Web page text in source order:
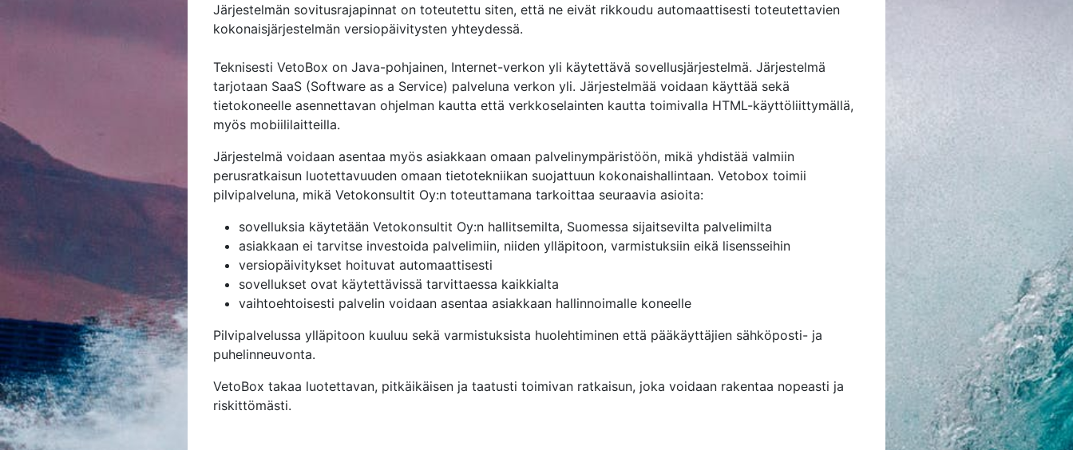
Järjestelmän sovitusrajapinnat on toteutettu siten, että ne eivät rikkoudu automaattisesti toteutettavien
kokonaisjärjestelmän versiopäivitysten yhteydessä.
Teknisesti VetoBox on Java-pohjainen, Internet-verkon yli käytettävä sovellusjärjestelmä. Järjestelmä
tarjotaan SaaS (Software as a Service) palveluna verkon yli. Järjestelmää voidaan käyttää sekä
tietokoneelle asennettavan ohjelman kautta että verkkoselainten kautta toimivalla HTML-käyttöliittymällä,
myös mobiililaitteilla.
Järjestelmä voidaan asentaa myös asiakkaan omaan palvelinympäristöön, mikä yhdistää valmiin
perusratkaisun luotettavuuden omaan tietotekniikan suojattuun kokonaishallintaan. Vetobox toimii
pilvipalveluna, mikä Vetokonsultit Oy:n toteuttamana tarkoittaa seuraavia asioita:
sovelluksia käytetään Vetokonsultit Oy:n hallitsemilta, Suomessa sijaitsevilta palvelimilta
asiakkaan ei tarvitse investoida palvelimiin, niiden ylläpitoon, varmistuksiin eikä lisensseihin
versiopäivitykset hoituvat automaattisesti
sovellukset ovat käytettävissä tarvittaessa kaikkialta
vaihtoehtoisesti palvelin voidaan asentaa asiakkaan hallinnoimalle koneelle
Pilvipalvelussa ylläpitoon kuuluu sekä varmistuksista huolehtiminen että pääkäyttäjien sähköposti- ja
puhelinneuvonta.
VetoBox takaa luotettavan, pitkäikäisen ja taatusti toimivan ratkaisun, joka voidaan rakentaa nopeasti ja
riskittömästi.